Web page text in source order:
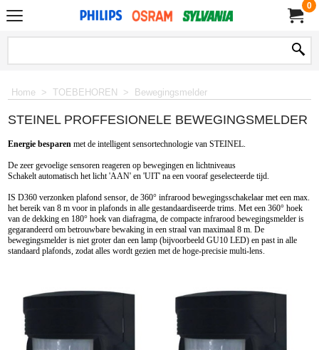
0
Home > TOEBEHOREN > Bewegingsmelder
STEINEL PROFFESIONELE BEWEGINGSMELDER
Energie besparen met de intelligent sensortechnologie van STEINEL.
De zeer gevoelige sensoren reageren op bewegingen en lichtniveaus
Schakelt automatisch het licht 'AAN' en 'UIT' na een vooraf geselecteerde tijd.
IS D360 verzonken plafond sensor, de 360° infrarood bewegingsschakelaar met een max.
het bereik van 8 m voor in plafonds in alle gestandaardiseerde trims. Met een 360° hoek
van de dekking en 180° hoek van diafragma, de compacte infrarood bewegingsmelder is
gegarandeerd om betrouwbare bewaking in een straal van maximaal 8 m. De
bewegingsmelder is niet groter dan een lamp (bijvoorbeeld GU10 LED) en past in alle
standaard plafonds, zodat alles wordt gezien met de hoge-precisie multi-lens.